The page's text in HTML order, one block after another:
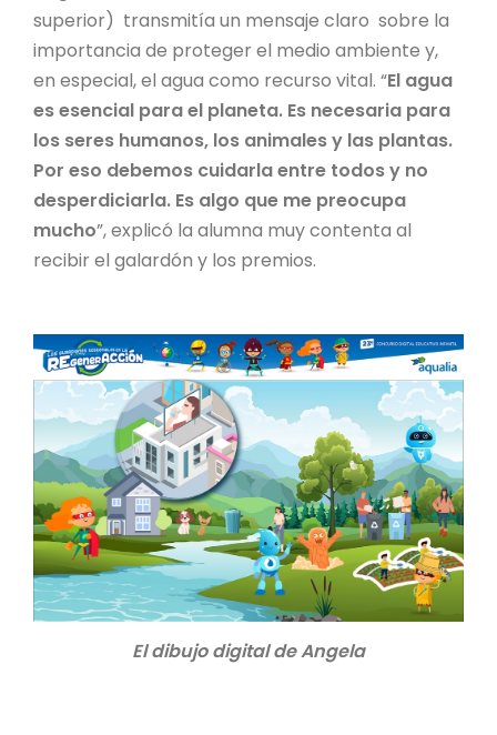
superior) transmitía un mensaje claro sobre la
importancia de proteger el medio ambiente y,
en especial, el agua como recurso vital. “El agua
es esencial para el planeta. Es necesaria para
los seres humanos, los animales y las plantas.
Por eso debemos cuidarla entre todos y no
desperdiciarla. Es algo que me preocupa
mucho”, explicó la alumna muy contenta al
recibir el galardón y los premios.
El dibujo digital de Angela